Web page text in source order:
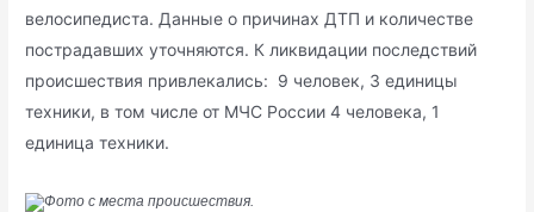
велосипедиста. Данные о причинах ДТП и количестве
пострадавших уточняются. К ликвидации последствий
происшествия привлекались: 9 человек, 3 единицы
техники, в том числе от МЧС России 4 человека, 1
единица техники.
Фото с места происшествия.